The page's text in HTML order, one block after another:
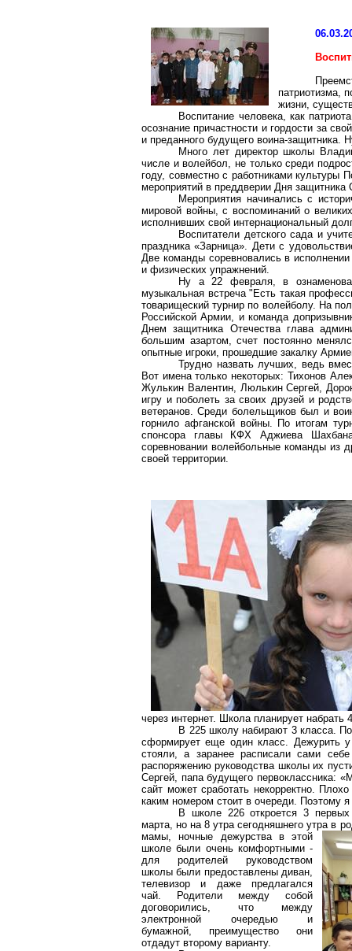
патриотизма,
жизни,
Воспитание человека, как
осознание причастности и гордости за
и преданного будущего воина-
Много лет директор школы
числе и волейбол, не только среди
году, совместно с работниками культуры
мероприятий в преддверии Дня защитника
Мероприятия начинались с
мировой войны, с воспоминаний о
исполнивших свой интернациональный
Воспитатели детского сада и
праздника «Зарница». Дети с
Две команды соревновались в
и физических упражнений.
Ну а 22 февраля, в
музыкальная встреча "Есть такая
товарищеский турнир по волейболу. На
Российской Армии, и команда
Днем защитника Отечества глава
большим азартом, счет постоянно
опытные игроки, прошедшие закалку
Трудно назвать лучших, ведь
Вот имена только некоторых: Тихонов
Жулькин Валентин, Люлькин Сергей,
игру и поболеть за своих друзей и
ветеранов. Среди болельщиков был и
горнило афганской войны. По итогам
спонсора главы КФХ Аджиева
соревновании волейбольные команды из
своей территории.
через интернет. Школа планирует набрать
В 225 школу набирают 3 класса.
сформирует еще один класс. Дежурить
стояли, а заранее расписали сами
распоряжению руководства школы их
Сергей, папа будущего первоклассника:
сайт может сработать некорректно.
каким номером стоит в очереди. Поэтому
В школе 226 откроется 3
марта, но на 8 утра сегодняшнего утра в
мамы, ночные дежурства в этой
школе были очень комфортными -
для родителей руководством
школы были предоставлены диван,
телевизор и даже предлагался
чай. Родители между собой
договорились, что между
электронной очередью и
бумажной, преимущество они
отдадут второму варианту.